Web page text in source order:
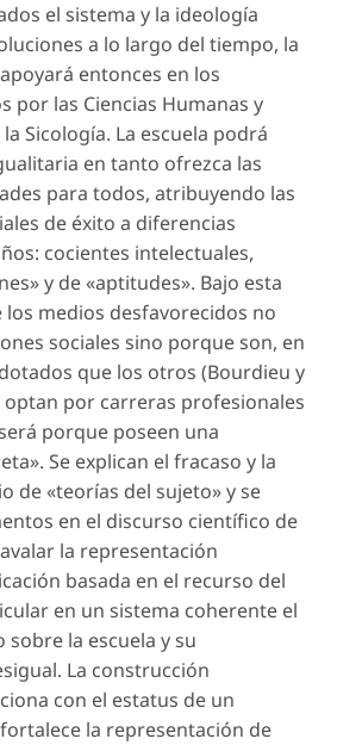
el sistema y la ideología
a lo largo del tiempo, la
entonces en los
por las Ciencias Humanas y
Sicología. La escuela podrá
en tanto ofrezca las
para todos, atribuyendo las
de éxito a diferencias
cocientes intelectuales,
y de «aptitudes». Bajo esta
los medios desfavorecidos no
sociales sino porque son, en
que los otros (Bourdieu y
optan por carreras profesionales
porque poseen una
Se explican el fracaso y la
de «teorías del sujeto» y se
en el discurso científico de
la representación
basada en el recurso del
en un sistema coherente el
la escuela y su
La construcción
con el estatus de un
la representación de